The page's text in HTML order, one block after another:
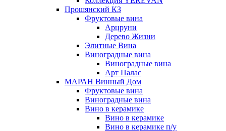
Прошянский КЗ
Фруктовые вина
Арцруни
Дерево Жизни
Элитные Вина
Виноградные вина
Виноградные вина
Арт Палас
МАРАН Винный Дом
Фруктовые вина
Виноградные вина
Вино в керамике
Вино в керамике
Вино в керамике п/у